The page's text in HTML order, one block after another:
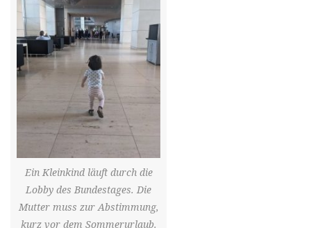
Ein Kleinkind läuft durch die
Lobby des Bundestages. Die
Mutter muss zur Abstimmung,
kurz vor dem Sommerurlaub.